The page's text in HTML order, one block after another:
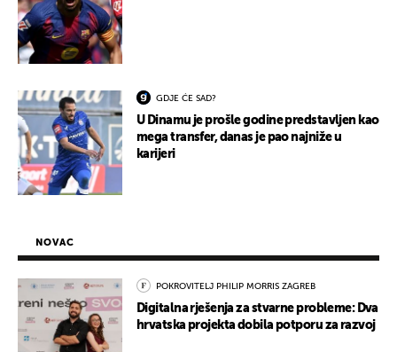
GDJE ĆE SAD?
U Dinamu je prošle godine predstavljen kao
mega transfer, danas je pao najniže u
karijeri
NOVAC
POKROVITELJ PHILIP MORRIS ZAGREB
Digitalna rješenja za stvarne probleme: Dva
hrvatska projekta dobila potporu za razvoj